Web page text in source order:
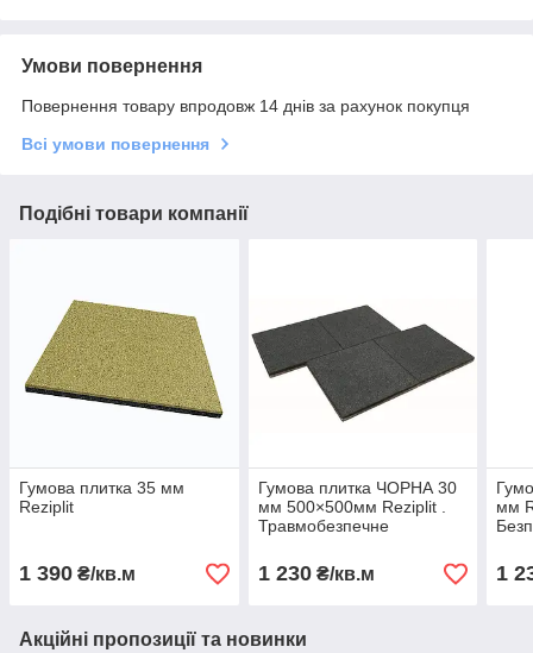
Умови повернення
Повернення товару впродовж 14 днів за рахунок покупця
Всі умови повернення
Подібні товари компанії
Гумова плитка 35 мм
Reziplit
1 390 ₴/кв.м
Гумова плитка ЧОРНА 30
мм 500×500мм Reziplit .
Травмобезпечне
1 230₴/кв.м
мм
1
Акційні пропозиції та новинки